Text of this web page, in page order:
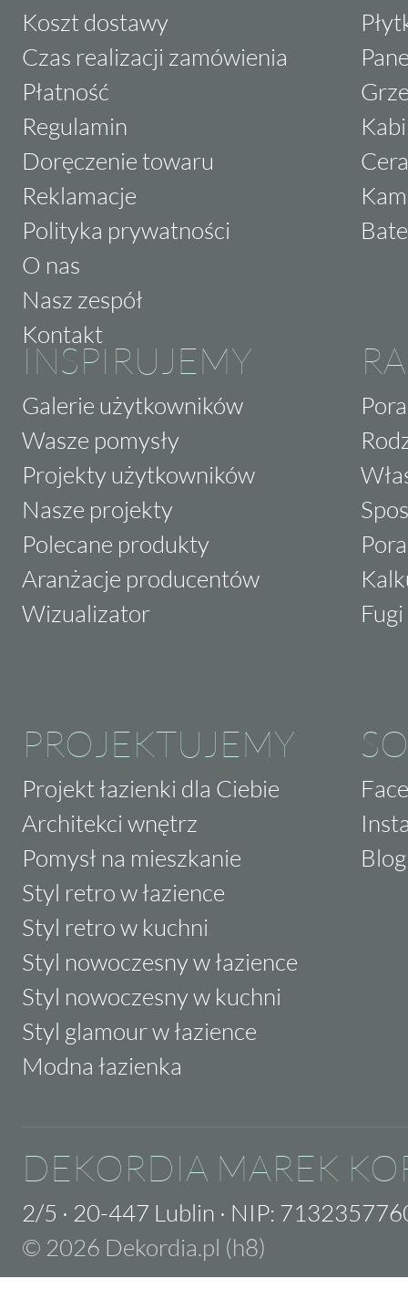
Koszt dostawy
Czas realizacji zamówienia
Płatność
Regulamin
Doręczenie towaru
Reklamacje
Polityka prywatności
O nas
Nasz zespół
Kontakt
INSPIRUJEMY
Galerie użytkowników
Wasze pomysły
Projekty użytkowników
Nasze projekty
Polecane produkty
Aranżacje producentów
Wizualizator
PROJEKTUJEMY
Projekt łazienki dla Ciebie
Architekci wnętrz
Pomysł na mieszkanie
Styl retro w łazience
Styl retro w kuchni
Styl nowoczesny w łazience
Styl nowoczesny w kuchni
Styl glamour w łazience
Modna łazienka
Blog
DEKORDIA MAREK
2/5 · 20-447 Lublin · NIP:
© 2026 Dekordia.pl (h8)